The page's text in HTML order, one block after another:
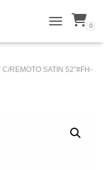
ALTERNAR
0
REMOTO SATIN 52″#FH-